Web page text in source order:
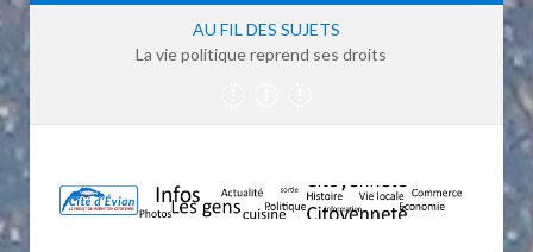
AU FIL DES SUJETS
La vie politique reprend ses droits